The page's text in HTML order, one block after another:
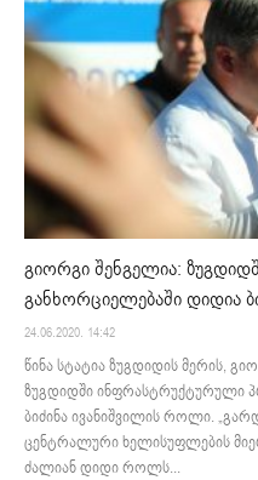
გიორგი შენგელია:
განხორციელებაში დიდია
24.06.2020. 14:42
წინა სტატია ზუგდიდის მერის,
ზუგდიდში ინფრასტრუქტურული
ბიძინა ივანიშვილის როლი.
ცენტრალური ხელისუფლების
ძალიან დიდი როლს...